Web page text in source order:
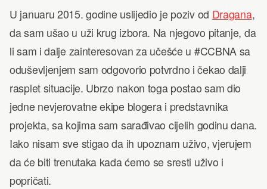
U januaru 2015. godine uslijedio je poziv od Dragana,
da sam ušao u uži krug izbora. Na njegovo pitanje, da
li sam i dalje zainteresovan za učešće u #CCBNA sa
oduševljenjem sam odgovorio potvrdno i čekao dalji
rasplet situacije. Ubrzo nakon toga postao sam dio
jedne nevjerovatne ekipe blogera i predstavnika
projekta, sa kojima sam sarađivao cijelih godinu dana.
Iako nisam sve stigao da ih upoznam uživo, vjerujem
da će biti trenutaka kada ćemo se sresti uživo i
popričati.